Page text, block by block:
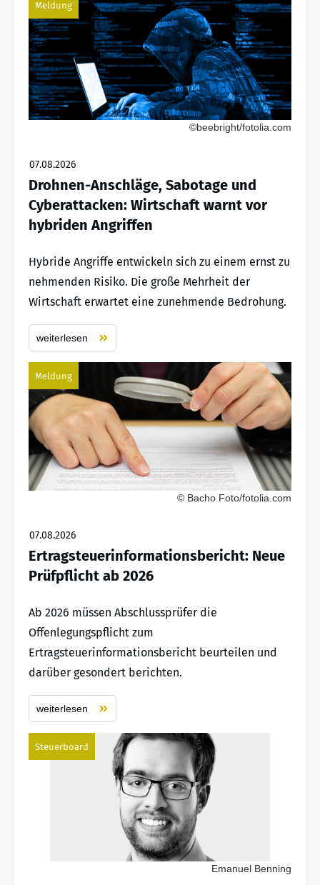
Meldung
©beebright/fotolia.com
07.08.2026
Drohnen-Anschläge, Sabotage und
Cyberattacken: Wirtschaft warnt vor
hybriden Angriffen
Hybride Angriffe entwickeln sich zu einem ernst zu
nehmenden Risiko. Die große Mehrheit der
Wirtschaft erwartet eine zunehmende Bedrohung.
weiterlesen
Meldung
© Bacho Foto/fotolia.com
07.08.2026
Ertragsteuerinformationsbericht: Neue
Prüfpflicht ab 2026
Ab 2026 müssen Abschlussprüfer die
Offenlegungspflicht zum
Ertragsteuerinformationsbericht beurteilen und
darüber gesondert berichten.
weiterlesen
Steuerboard
Emanuel Benning